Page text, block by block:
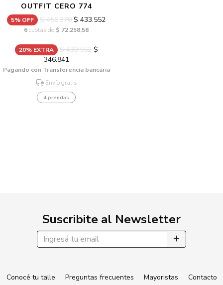
OUTFIT CERO 774
5% OFF $ 456.370 $ 433.552
6cuotas de $ 72.258,58
20% EXTRA $ 433.552$
346.841
Pagando con Transferencia bancaria
Envío gratis
4 prendas
Suscribite al Newsletter
Conocé tu talle Preguntas frecuentes Mayoristas Contacto